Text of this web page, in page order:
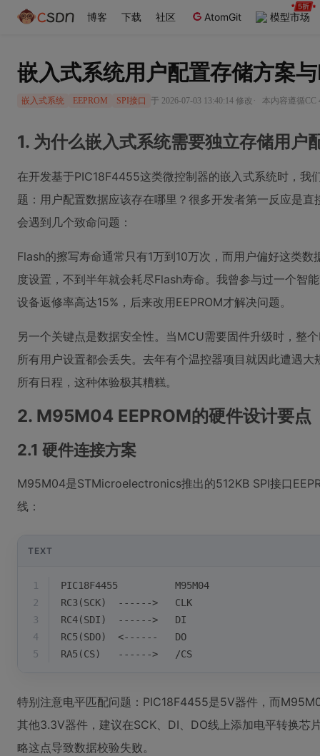
博客 下载 社区 AtomGit 模型市场
嵌入式系统用户配置存储方案
嵌入式系统 EEPROM SPI接口 于 2026-07-03 13:40:14 修改 · 本内容遵循CC
1. 为什么嵌入式系统需要独立存储用户
在开发基于PIC18F4455这类微控制器的嵌入式系统时，我
题：用户配置数据应该存在哪里？很多开发者第一反应是
会遇到几个致命问题：
Flash的擦写寿命通常只有1万到10万次，而用户偏好这类
度设置，不到半年就会耗尽Flash寿命。我曾参与过一个智
设备返修率高达15%，后来改用EEPROM才解决问题。
另一个关键点是数据安全性。当MCU需要固件升级时，整
所有用户设置都会丢失。去年有个温控器项目就因此遭遇
所有日程，这种体验极其糟糕。
2. M95M04 EEPROM的硬件设计要点
2.1 硬件连接方案
M95M04是STMicroelectronics推出的512KB SPI接口
线：
TEXT
1
PIC18F4455          M95M04
2
RC3(SCK)  ------>   CLK
3
RC4(SDI)  ------>   DI
4
RC5(SDO)  <------   DO
5
RA5(CS)   ------>   /CS
特别注意电平匹配问题：PIC18F4455是5V器件，而
其他3.3V器件，建议在SCK、DI、DO线上添加电平转换芯
略这点导致数据校验失败。